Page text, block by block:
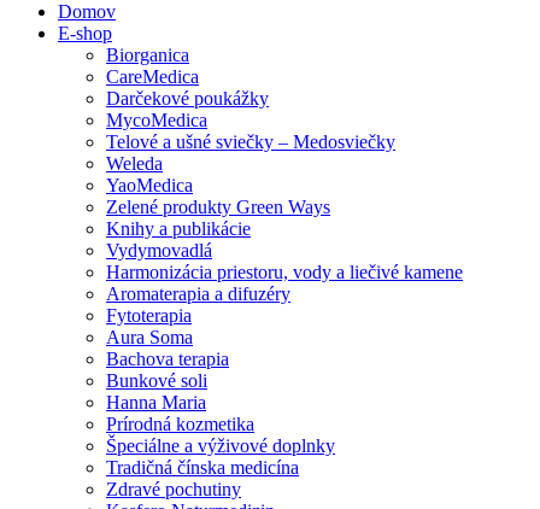
Domov
E-shop
Biorganica
CareMedica
Darčekové poukážky
MycoMedica
Telové a ušné sviečky – Medosviečky
Weleda
YaoMedica
Zelené produkty Green Ways
Knihy a publikácie
Vydymovadlá
Harmonizácia priestoru, vody a liečivé kamene
Aromaterapia a difuzéry
Fytoterapia
Aura Soma
Bachova terapia
Bunkové soli
Hanna Maria
Prírodná kozmetika
Špeciálne a výživové doplnky
Tradičná čínska medicína
Zdravé pochutiny